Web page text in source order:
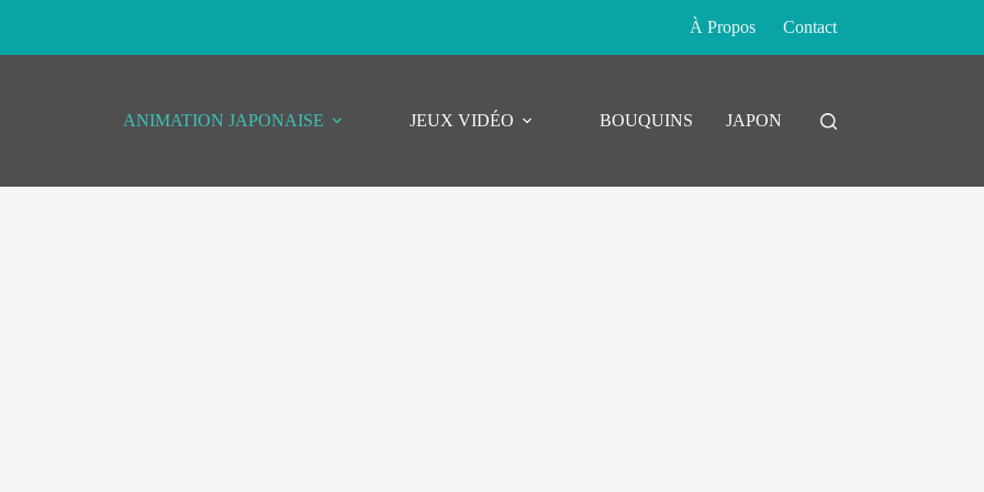
À Propos Contact
ANIMATION JAPONAISE JEUX VIDÉO BOUQUINS JAPON